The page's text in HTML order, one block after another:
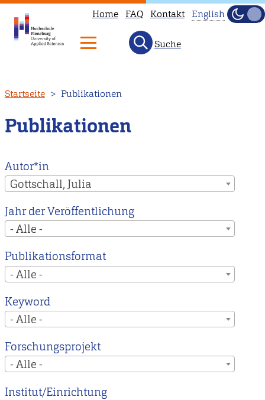
zum
Inhalt
Home FAQ Kontakt
to
our
main
instead.
English
Hell
Suche
Startseite Publikationen
Publikationen
Autor*in
Gottschall, Julia
Jahr der Veröffentlichung
- Alle -
Publikationsformat
- Alle -
Keyword
- Alle -
Forschungsprojekt
- Alle -
Institut/Einrichtung